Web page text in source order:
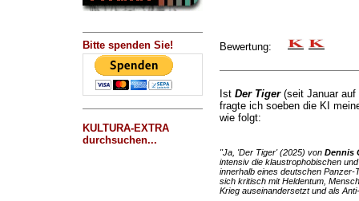
Bitte spenden Sie!
KULTURA-EXTRA
durchsuchen...
Bewertung:
Ist Der Tiger(seit Januar auf
fragte ich soeben die KI
wie folgt:
"Ja, 'Der Tiger' (2025) von Dennis
intensiv die klaustrophobischen
innerhalb eines deutschen
sich kritisch mit Heldentum,
Krieg auseinandersetzt und als